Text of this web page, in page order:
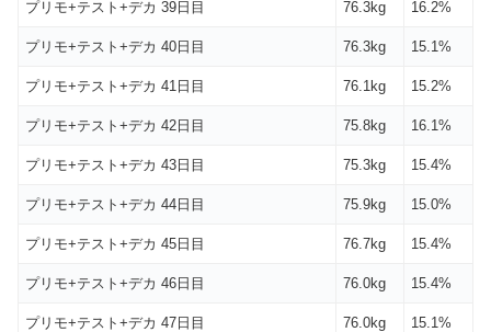
プリモ+テスト+デカ 39日目 76.3kg 16.2%
プリモ+テスト+デカ 40日目 76.3kg 15.1%
プリモ+テスト+デカ 41日目 76.1kg 15.2%
プリモ+テスト+デカ 42日目 75.8kg 16.1%
プリモ+テスト+デカ 43日目 75.3kg 15.4%
プリモ+テスト+デカ 44日目 75.9kg 15.0%
プリモ+テスト+デカ 45日目 76.7kg 15.4%
プリモ+テスト+デカ 46日目 76.0kg 15.4%
プリモ+テスト+デカ 47日目 76.0kg 15.1%